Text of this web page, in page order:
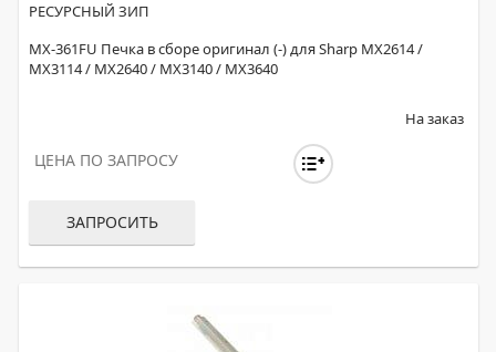
РЕСУРСНЫЙ ЗИП
MX-361FU Печка в сборе оригинал (-) для Sharp MX2614 /
MX3114 / MX2640 / MX3140 / MX3640
На заказ
ЦЕНА ПО ЗАПРОСУ
ЗАПРОСИТЬ